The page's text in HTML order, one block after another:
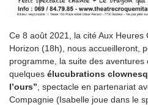
Ce 8 août 2021, la cité Aux Heures
Horizon (18h), nous accueilleront,
programme, la suite des aventures
quelques élucubrations
l’ours” , spectacle en partenariat
Compagnie (Isabelle joue dans le